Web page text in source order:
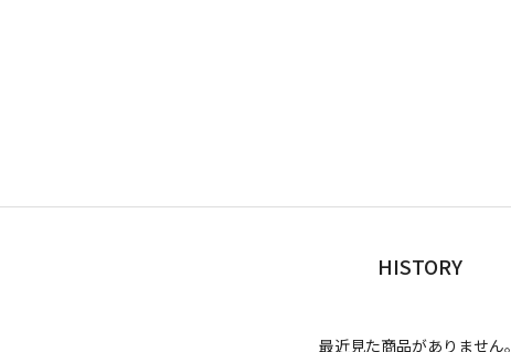
HISTORY
最近見た商品がありません。